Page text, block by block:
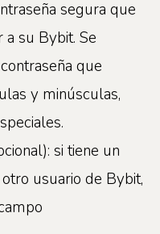
segura que
a su Bybit. Se
que
y minúsculas,
si tiene un
usuario de Bybit,